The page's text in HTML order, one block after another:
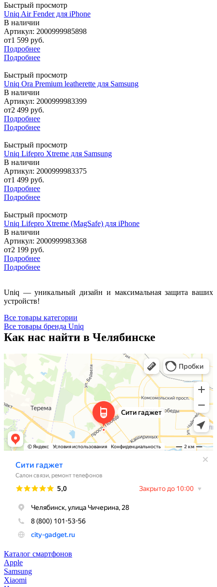
Быстрый просмотр
Uniq Air Fender для iPhone
В наличии
Артикул: 2000999985898
от1 599 руб.
Подробнее
Подробнее
Быстрый просмотр
Uniq Ora Premium leatherette для Samsung
В наличии
Артикул: 2000999983399
от2 499 руб.
Подробнее
Подробнее
Быстрый просмотр
Uniq Lifepro Xtreme для Samsung
В наличии
Артикул: 2000999983375
от1 499 руб.
Подробнее
Подробнее
Быстрый просмотр
Uniq Lifepro Xtreme (MagSafe) для iPhone
В наличии
Артикул: 2000999983368
от2 199 руб.
Подробнее
Подробнее
Uniq — уникальный дизайн и максимальная защита ваших
устройств!
Все товары категории
Все товары бренда Uniq
Как нас найти в Челябинске
Каталог смартфонов
Apple
Samsung
Xiaomi